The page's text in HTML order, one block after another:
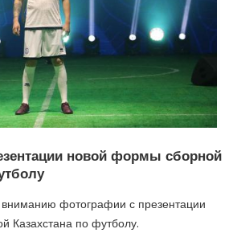
новой формы сборной
фотографии с презентации
Казахстана по футболу.